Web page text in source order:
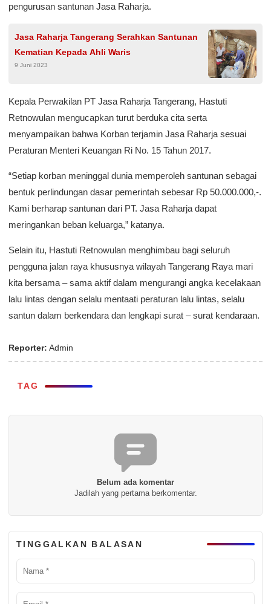
pengurusan santunan Jasa Raharja.
Jasa Raharja Tangerang Serahkan Santunan
Kematian Kepada Ahli Waris
9 Juni 2023
Kepala Perwakilan PT Jasa Raharja Tangerang, Hastuti
Retnowulan mengucapkan turut berduka cita serta
menyampaikan bahwa Korban terjamin Jasa Raharja sesuai
Peraturan Menteri Keuangan Ri No. 15 Tahun 2017.
“Setiap korban meninggal dunia memperoleh santunan sebagai
bentuk perlindungan dasar pemerintah sebesar Rp 50.000.000,-.
Kami berharap santunan dari PT. Jasa Raharja dapat
meringankan beban keluarga,” katanya.
Selain itu, Hastuti Retnowulan menghimbau bagi seluruh
pengguna jalan raya khususnya wilayah Tangerang Raya mari
kita bersama – sama aktif dalam mengurangi angka kecelakaan
lalu lintas dengan selalu mentaati peraturan lalu lintas, selalu
santun dalam berkendara dan lengkapi surat – surat kendaraan.
Reporter: Admin
TAG
Belum ada komentar
Jadilah yang pertama berkomentar.
TINGGALKAN BALASAN